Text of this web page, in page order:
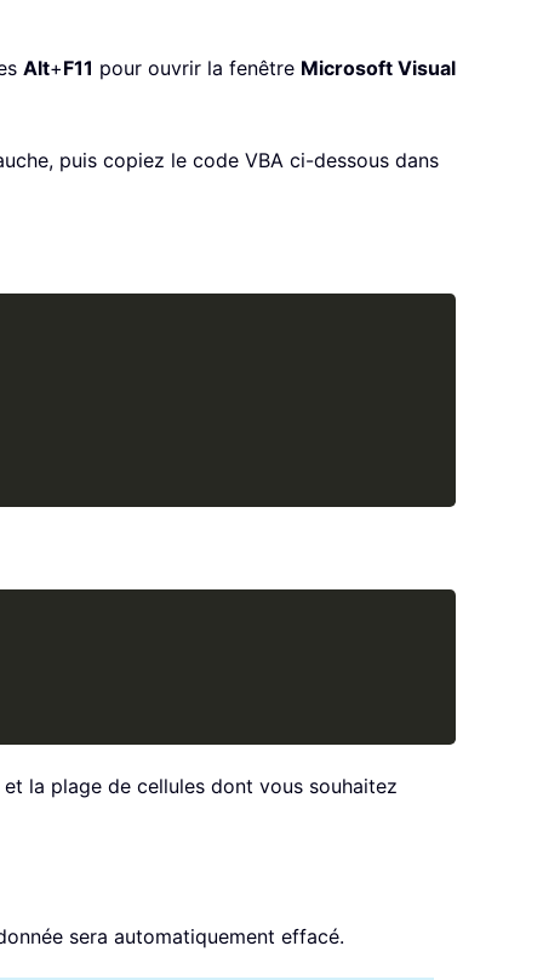
Alt+F11 pour ouvrir la fenêtre Microsoft Visual
puis copiez le code VBA ci-dessous dans
la plage de cellules dont vous souhaitez
sera automatiquement effacé.